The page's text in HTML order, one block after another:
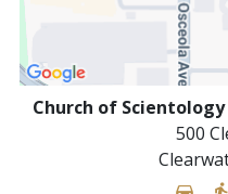
Church of
500